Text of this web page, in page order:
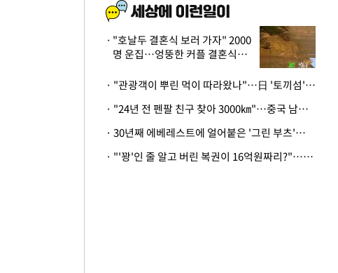
"호날두 결혼식 보러 가자" 2000
명 운집…엉뚱한 커플 결혼식에
· "관광객이 뿌린 먹이 따라왔나"…日 '토끼섬' 멧돼지, 토끼까지 사냥
· "24년 전 펜팔 친구 찾아 3000㎞"…중국 남성 사연에 '뭉클'
· 30년째 에베레스트에 얼어붙은 '그린 부츠'…드디어 가족 품으로
· "'꽝'인 줄 알고 버린 복권이 16억원짜리?"…극적으로 되찾은 사연